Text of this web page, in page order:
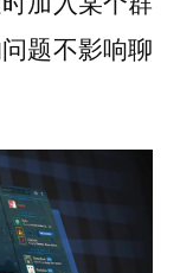
题不影响聊